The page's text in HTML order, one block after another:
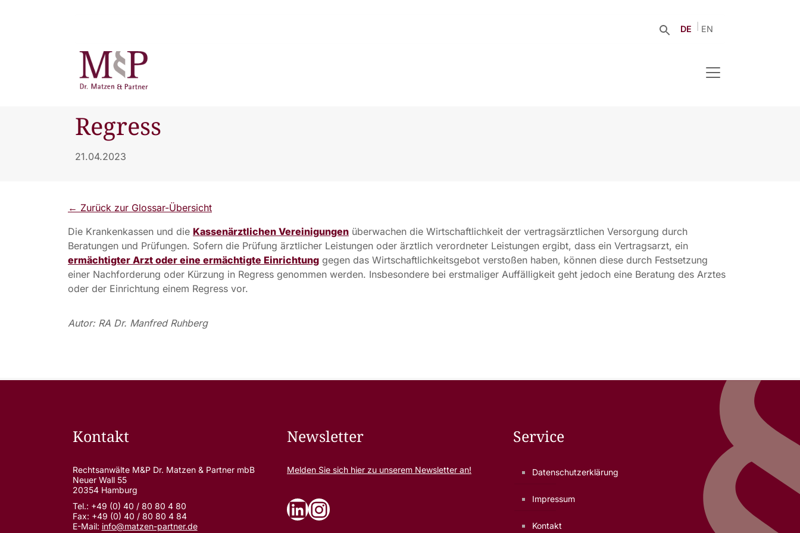
DE EN
Regress
21.04.2023
← Zurück zur Glossar-Übersicht
Die Krankenkassen und die Kassenärztlichen Vereinigungen überwachen die Wirtschaftlichkeit der vertragsärztlichen Versorgung durch
Beratungen und Prüfungen. Sofern die Prüfung ärztlicher Leistungen oder ärztlich verordneter Leistungen ergibt, dass ein Vertragsarzt, ein
ermächtigter Arzt oder eine ermächtigte Einrichtung gegen das Wirtschaftlichkeitsgebot verstoßen haben, können diese durch Festsetzung
einer Nachforderung oder Kürzung in Regress genommen werden. Insbesondere bei erstmaliger Auffälligkeit geht jedoch eine Beratung des Arztes
oder der Einrichtung einem Regress vor.
Autor: RA Dr. Manfred Ruhberg
Kontakt
Rechtsanwälte M&P Dr. Matzen & Partner mbB
Neuer Wall 55
20354 Hamburg
Tel.: +49 (0) 40 / 80 80 4 80
Fax: +49 (0) 40 / 80 80 4 84
E-Mail: info@matzen-partner.de
Newsletter
Melden Sie sich hier zu unserem Newsletter an!
LinkedIn
Instagram
Service
Datenschutzerklärung
Impressum
Kontakt